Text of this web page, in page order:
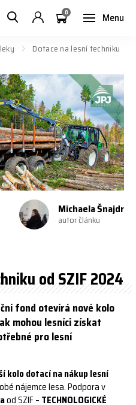
Menu
0
Dotace na lesní techniku
Michaela Šnajdr
autor článku
od SZIF 2024
fond otevírá nové kolo
mohou lesníci získat
pro lesní
kolo dotací na nákup lesní
nájemce lesa. Podpora v
od SZIF – TECHNOLOGICKÉ